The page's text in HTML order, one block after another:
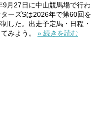
月27日に中山競馬場で行わ
ーズSは2026年で第60回を
した。出走予定馬・日程・
みよう。 » 続きを読む